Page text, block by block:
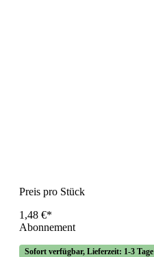
Preis pro Stück
1,48 €*
Abonnement
Sofort verfügbar, Lieferzeit: 1-3 Tage